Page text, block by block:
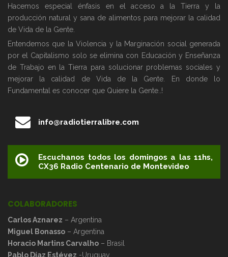
Hacemos especial énfasis en el acceso a la Tierra y la
producción natural y sana de alimentos para mejorar la calidad
de Vida de la Gente.
Entendemos que la Violencia y la Marginación social generada
por el Capitalismo solo se elimina con Educación y Enseñanza
de Trabajo en la Tierra para solucionar problemas sociales y
mejorar la calidad de Vida de la Gente. En donde lo
Fundamental es conocer que Quiere la Gente..!
info@radiotierralibre.com
Escuchanos todos los domingos a las 11hs,
CX36 Radio Centenario de Montevideo
COLABORADORES
Carlos Aznarez – Argentina
Miguel Bonasso – Argentina
Horacio Martins Carvalho – Brasil
Pablo Díaz Estévez -Uruguay